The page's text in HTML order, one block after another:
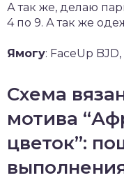
А так же, делаю
4 по 9. А так же
Ямогу: FaceUp
Схема
мотива
цветок”: